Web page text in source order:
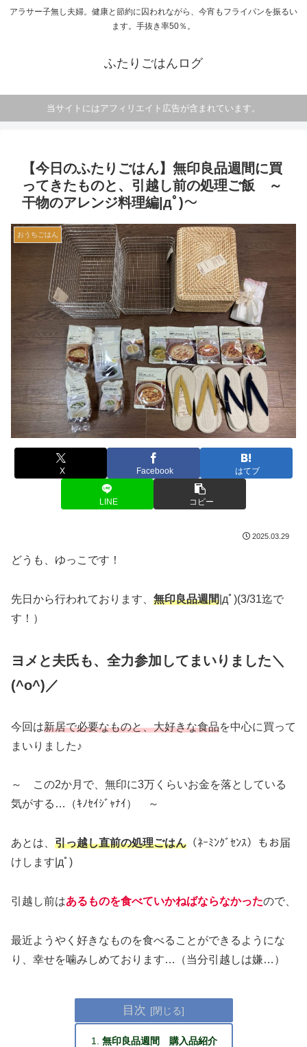
アラサー子無し夫婦。健康と節約に囚われながら、今宵もフライパンを振るい
ます。手抜き率50％。
ふたりごはんログ
当サイトにはアフィリエイト広告が含まれています。
【今日のふたりごはん】無印良品週間に買
ってきたものと、引越し前の処理ご飯 ～
干物のアレンジ料理編|дﾟ)～
おうちごはん
X Facebook はてブ
LINE コピー
2025.03.29
どうも、ゆっこです！
先日から行われております、 無印良品週間 |дﾟ)(3/31迄で
す！）
ヨメと夫氏も、全力参加してまいりました＼
(^o^)／
今回は新居で必要なものと、大好きな食品を中心に買って
まいりました♪
～ この2か月で、無印に3万くらいお金を落としている
気がする…（ｷﾉｾｲｼﾞｬﾅｲ） ～
あとは、 引っ越し直前の処理ごはん （ﾈｰﾐﾝｸﾞｾﾝｽ）もお届
けします|дﾟ)
引越し前はあるものを食べていかねばならなかったので、
最近ようやく好きなものを食べることができるようにな
り、幸せを噛みしめております…（当分引越しは嫌…）
目次
無印良品週間 購入品紹介